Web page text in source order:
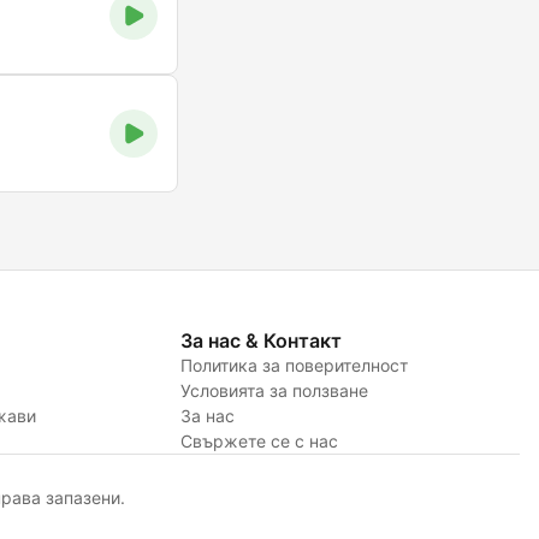
За нас & Контакт
Политика за поверителност
Условията за ползване
За нас
Свържете се с нас
запазени.